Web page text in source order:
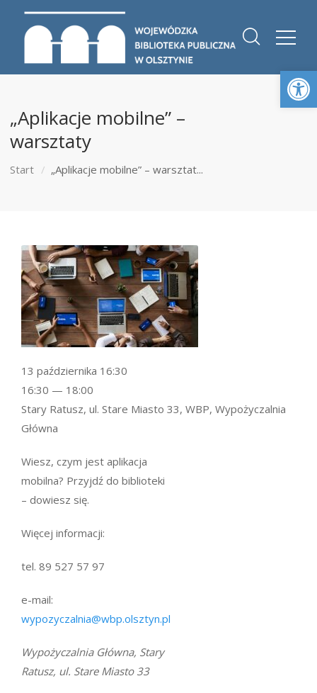
„Aplikacje mobilne” –
warsztaty
Start „Aplikacje mobilne” – warsztat...
Wiesz, czym jest aplikacja
mobilna? Przyjdź do biblioteki
– dowiesz się.
Więcej informacji:
tel. 89 527 57 97
e-mail:
wypozyczalnia@wbp.olsztyn.pl
Wypożyczalnia Główna, Stary
Ratusz, ul. Stare Miasto 33
13 października 16:30
16:30 — 18:00
Stary Ratusz, ul. Stare Miasto 33, WBP, Wypożyczalnia
Główna